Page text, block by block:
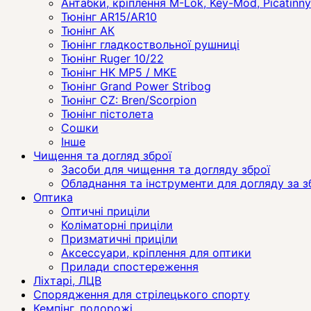
Тюнінг AR15/AR10
Тюнінг АК
Тюнінг гладкоствольної рушниці
Тюнінг Ruger 10/22
Тюнінг HK MP5 / MKE
Тюнінг Grand Power Stribog
Тюнінг CZ: Bren/Scorpion
Тюнінг пістолета
Сошки
Інше
Чищення та догляд зброї
Засоби для чищення та догляду зброї
Обладнання та інструменти для догляду за
Оптика
Оптичні приціли
Коліматорні приціли
Призматичні приціли
Аксессуари, кріплення для оптики
Прилади спостереження
Ліхтарі, ЛЦВ
Спорядження для стрілецького спорту
Кемпінг, подорожі